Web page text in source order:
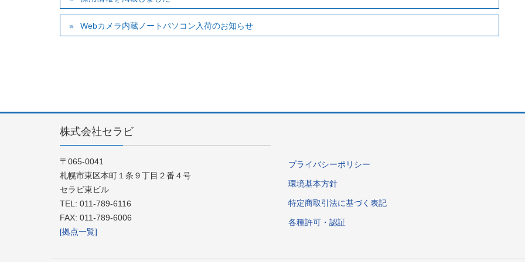
Webカメラ内蔵ノートパソコン入荷のお知らせ
株式会社セラビ
〒065-0041
札幌市東区本町１条９丁目２番４号
セラビ東ビル
TEL: 011-789-6116
FAX: 011-789-6006
[拠点一覧]
プライバシーポリシー
環境基本方針
特定商取引法に基づく表記
各種許可・認証